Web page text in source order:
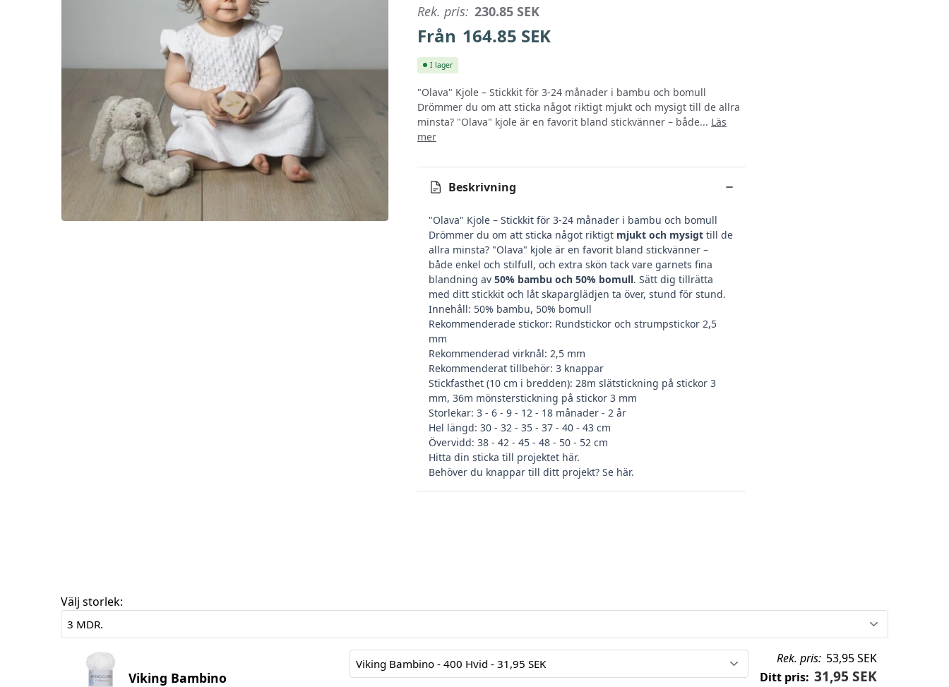
Rek. pris: 230.85SEK
Från 164.85 SEK
I lager
"Olava" Kjole – Stickkit för 3-24 månader i bambu och bomull
Drömmer du om att sticka något riktigt mjukt och mysigt till de allra
minsta? "Olava" kjole är en favorit bland stickvänner – både... Läs
mer
Beskrivning
"Olava" Kjole – Stickkit för 3-24 månader i bambu och bomull
Drömmer du om att sticka något riktigt mjukt och mysigt till de
allra minsta? "Olava" kjole är en favorit bland stickvänner –
både enkel och stilfull, och extra skön tack vare garnets fina
blandning av 50% bambu och 50% bomull. Sätt dig tillrätta
med ditt stickkit och låt skaparglädjen ta över, stund för stund.
Innehåll: 50% bambu, 50% bomull
Rekommenderade stickor: Rundstickor och strumpstickor 2,5
mm
Rekommenderad virknål: 2,5 mm
Rekommenderat tillbehör: 3 knappar
Stickfasthet (10 cm i bredden): 28m slätstickning på stickor 3
mm, 36m mönsterstickning på stickor 3 mm
Storlekar: 3 - 6 - 9 - 12 - 18 månader - 2 år
Hel längd: 30 - 32 - 35 - 37 - 40 - 43 cm
Övervidd: 38 - 42 - 45 - 48 - 50 - 52 cm
Hitta din sticka till projektet här.
Behöver du knappar till ditt projekt? Se här.
Välj storlek:
Viking Bambino
Rek. pris: 53,95 SEK
Ditt pris: 31,95 SEK